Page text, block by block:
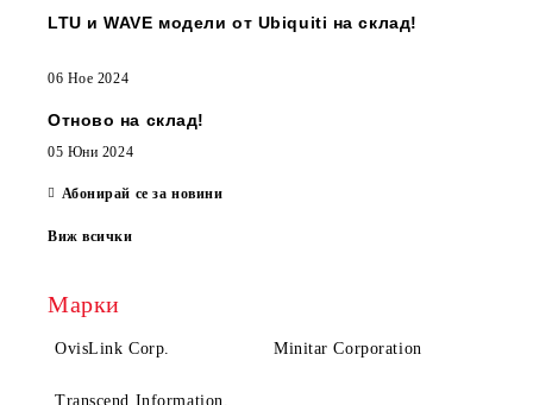
LTU и WAVE модели от Ubiquiti на склад!
06 Ное 2024
Отново на склад!
05 Юни 2024
Абонирай се за новини
Виж всички
Марки
OvisLink Corp. Minitar Corporation
Transcend Information,